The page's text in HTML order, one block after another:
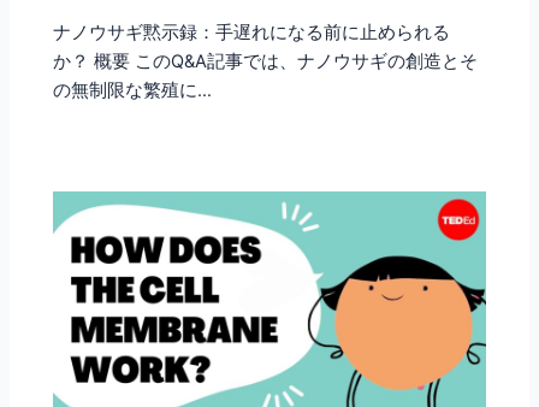
ナノウサギ黙示録：手遅れになる前に止められる
か？ 概要 このQ&A記事では、ナノウサギの創造とそ
の無制限な繁殖に…